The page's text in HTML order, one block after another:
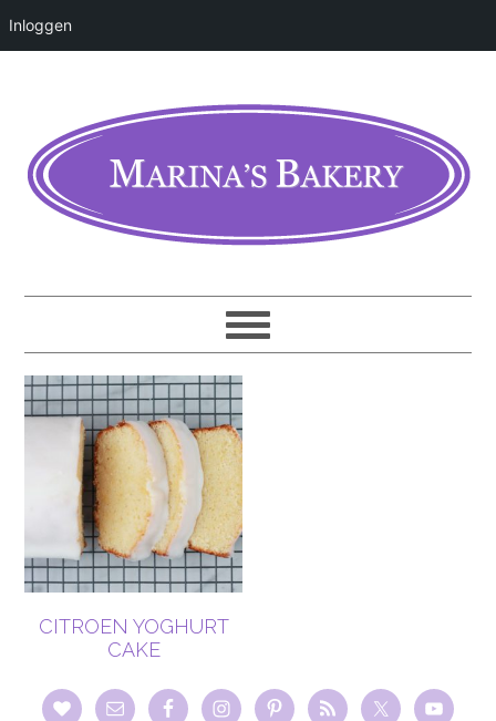
Inloggen
CITROEN YOGHURT
CAKE